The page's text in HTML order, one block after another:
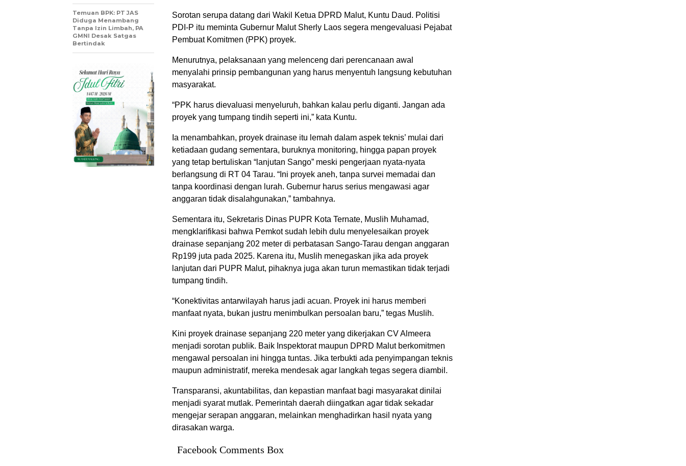
‎‎Sorotan serupa datang dari Wakil Ketua DPRD Malut, Kuntu Daud. Politisi
PDI-P itu meminta Gubernur Malut Sherly Laos segera mengevaluasi Pejabat
Pembuat Komitmen (PPK) proyek.
Menurutnya, pelaksanaan yang melenceng dari perencanaan awal
menyalahi prinsip pembangunan yang harus menyentuh langsung kebutuhan
masyarakat.
‎“PPK harus dievaluasi menyeluruh, bahkan kalau perlu diganti. Jangan ada
proyek yang tumpang tindih seperti ini,” kata Kuntu.
‎‎Ia menambahkan, proyek drainase itu lemah dalam aspek teknis’ mulai dari
ketiadaan gudang sementara, buruknya monitoring, hingga papan proyek
yang tetap bertuliskan “lanjutan Sango” meski pengerjaan nyata-nyata
berlangsung di RT 04 Tarau. “Ini proyek aneh, tanpa survei memadai dan
tanpa koordinasi dengan lurah. Gubernur harus serius mengawasi agar
anggaran tidak disalahgunakan,” tambahnya.
‎‎Sementara itu, Sekretaris Dinas PUPR Kota Ternate, Muslih Muhamad,
mengklarifikasi bahwa Pemkot sudah lebih dulu menyelesaikan proyek
drainase sepanjang 202 meter di perbatasan Sango-Tarau dengan anggaran
Rp199 juta pada 2025. Karena itu, Muslih menegaskan jika ada proyek
lanjutan dari PUPR Malut, pihaknya juga akan turun memastikan tidak terjadi
tumpang tindih.
‎‎“Konektivitas antarwilayah harus jadi acuan. Proyek ini harus memberi
manfaat nyata, bukan justru menimbulkan persoalan baru,” tegas Muslih.
‎‎Kini proyek drainase sepanjang 220 meter yang dikerjakan CV Almeera
menjadi sorotan publik. Baik Inspektorat maupun DPRD Malut berkomitmen
mengawal persoalan ini hingga tuntas. Jika terbukti ada penyimpangan teknis
maupun administratif, mereka mendesak agar langkah tegas segera diambil.
‎Transparansi, akuntabilitas, dan kepastian manfaat bagi masyarakat dinilai
menjadi syarat mutlak. Pemerintah daerah diingatkan agar tidak sekadar
mengejar serapan anggaran, melainkan menghadirkan hasil nyata yang
dirasakan warga.
Facebook Comments Box
Temuan BPK: PT JAS
Diduga Menambang
Tanpa Izin Limbah, PA
GMNI Desak Satgas
Bertindak